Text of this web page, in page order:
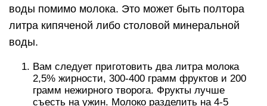
воды помимо молока. Это может быть полтора
литра кипяченой либо столовой минеральной
воды.
Вам следует приготовить два литра молока
2,5% жирности, 300-400 грамм фруктов и 200
грамм нежирного творога. Фрукты лучше
съесть на ужин. Молоко разделить на 4-5